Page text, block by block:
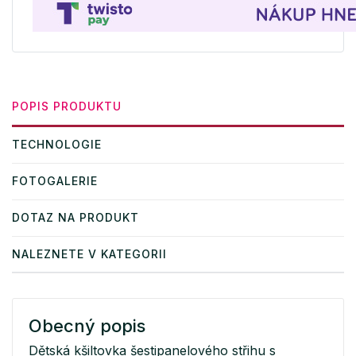
POPIS PRODUKTU
TECHNOLOGIE
FOTOGALERIE
DOTAZ NA PRODUKT
NALEZNETE V KATEGORII
Obecný popis
Dětská kšiltovka šestipanelového střihu s